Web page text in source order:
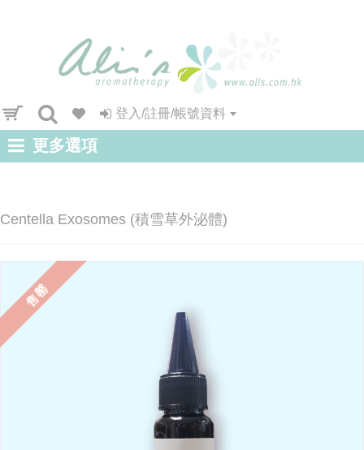
登入/註冊/帳號資料
更多選項
Centella Exosomes (積雪草外泌體)
售罄